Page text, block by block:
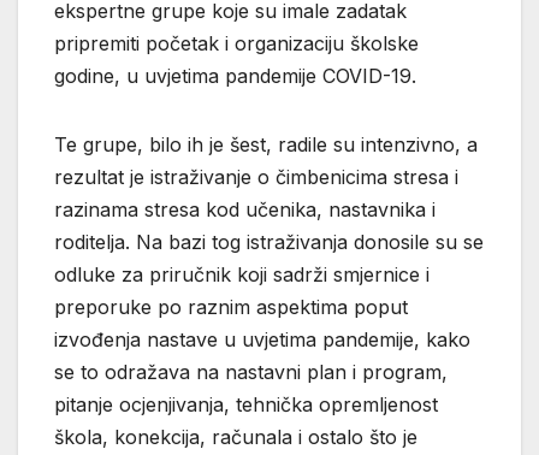
ekspertne grupe koje su imale zadatak
pripremiti početak i organizaciju školske
godine, u uvjetima pandemije COVID-19.
Te grupe, bilo ih je šest, radile su intenzivno, a
rezultat je istraživanje o čimbenicima stresa i
razinama stresa kod učenika, nastavnika i
roditelja. Na bazi tog istraživanja donosile su se
odluke za priručnik koji sadrži smjernice i
preporuke po raznim aspektima poput
izvođenja nastave u uvjetima pandemije, kako
se to odražava na nastavni plan i program,
pitanje ocjenjivanja, tehnička opremljenost
škola, konekcija, računala i ostalo što je